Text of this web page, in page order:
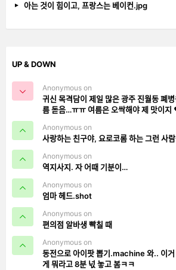
아는 것이 힘이고, 프랑스는 베이컨.jpg
UP & DOWN
Anonymous on
귀신 목격담이 제일 많은 광주 진월동
름 돋음…ㅠㅠ 여름은 오싹해야 제
Anonymous on
사랑하는 친구야, 요로코롬 하는 그런
Anonymous on
역지사지. 자 어때 기분이…
Anonymous on
엄마 헤드.shot
Anonymous on
편의점 알바생 빡칠 때
Anonymous on
동전으로 아이팟 뽑기.machine 와..
게 뭐라고 8분 넋 놓고 봄ㅋㅋ